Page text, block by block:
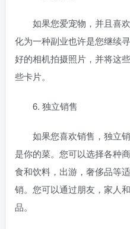
如果您爱宠物，并且喜
化为一种副业也许是您继续
好的相机拍摄照片，并将这
些卡片。
6. 独立销售
如果您喜欢销售，独立
是你的菜。您可以选择各种
食和饮料，出游，奢侈品等
销。您可以通过朋友，家人
品。